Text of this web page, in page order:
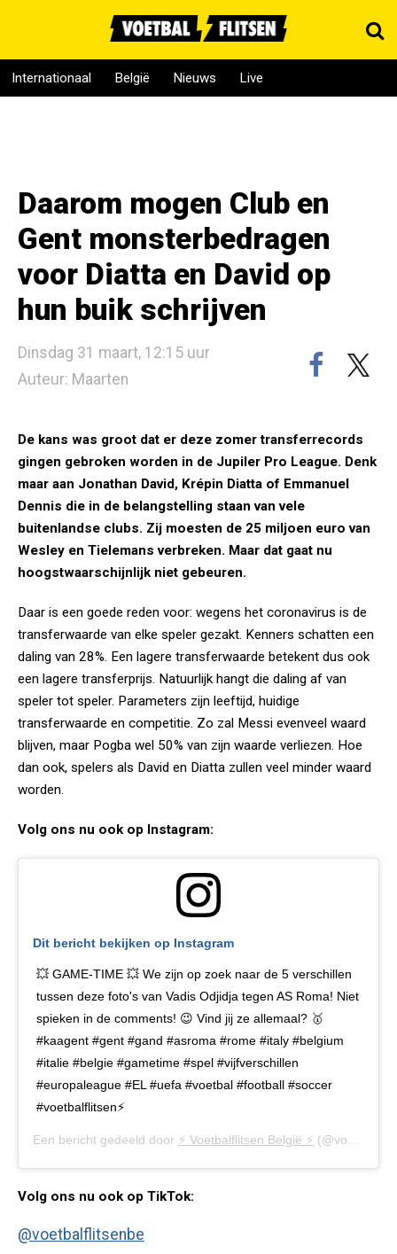
Internationaal België Nieuws Live
Daarom mogen Club en
Gent monsterbedragen
voor Diatta en David op
hun buik schrijven
Dinsdag 31 maart, 12:15 uur
Auteur: Maarten
De kans was groot dat er deze zomer transferrecords
gingen gebroken worden in de Jupiler Pro League. Denk
maar aan Jonathan David, Krépin Diatta of Emmanuel
Dennis die in de belangstelling staan van vele
buitenlandse clubs. Zij moesten de 25 miljoen euro van
Wesley en Tielemans verbreken. Maar dat gaat nu
hoogstwaarschijnlijk niet gebeuren.
Daar is een goede reden voor: wegens het coronavirus is de
transferwaarde van elke speler gezakt. Kenners schatten een
daling van 28%. Een lagere transferwaarde betekent dus ook
een lagere transferprijs. Natuurlijk hangt die daling af van
speler tot speler. Parameters zijn leeftijd, huidige
transferwaarde en competitie. Zo zal Messi evenveel waard
blijven, maar Pogba wel 50% van zijn waarde verliezen. Hoe
dan ook, spelers als David en Diatta zullen veel minder waard
worden.
Volg ons nu ook op Instagram:
Dit bericht bekijken op Instagram
💥 GAME-TIME 💥 We zijn op zoek naar de 5 verschillen
tussen deze foto's van Vadis Odjidja tegen AS Roma! Niet
spieken in de comments! 😉 Vind jij ze allemaal? 🥇
#kaagent #gent #gand #asroma #rome #italy #belgium
#italie #belgie #gametime #spel #vijfverschillen
#europaleague #EL #uefa #voetbal #football #soccer
#voetbalflitsen⚡️
Een bericht gedeeld door ⚡️ Voetbalflitsen België ⚡️ (@voetbalflitsen.be) op
Volg ons nu ook op TikTok:
@voetbalflitsenbe